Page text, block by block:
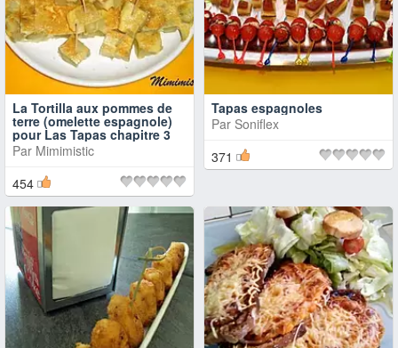
La Tortilla aux pommes de
terre (omelette espagnole)
pour Las Tapas chapitre 3
Par Mimimistic
454
Tapas espagnoles
Par Soniflex
371